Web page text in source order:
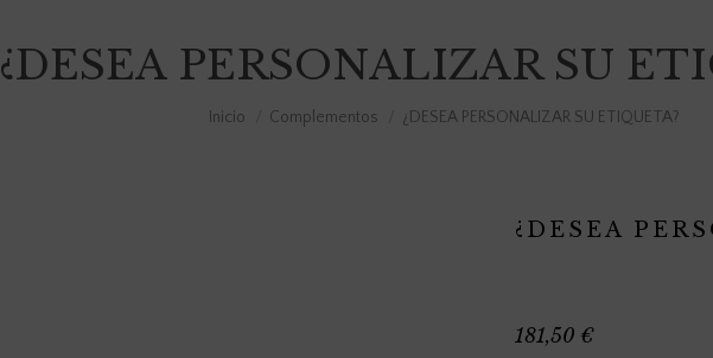
¿DESEA PERSONALIZAR SU
Estás aquí:
Inicio Complementos ¿DESEA PERSONALIZAR SU ETIQUETA?
¿DESEA
181,50 €